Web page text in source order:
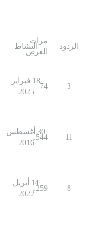
الردود
مرات
العرض
النشاط
3
74
18 فبراير
2025
11
1544
30 أغسطس
2016
8
1259
14 أبريل
2022